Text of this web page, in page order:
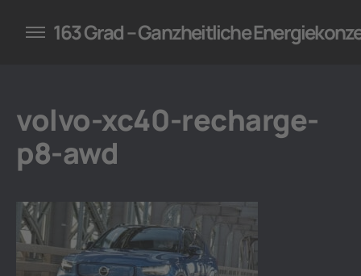
für Unternehmen
163 Grad – Ganzheitliche
volvo-xc40-recharge-
p8-awd